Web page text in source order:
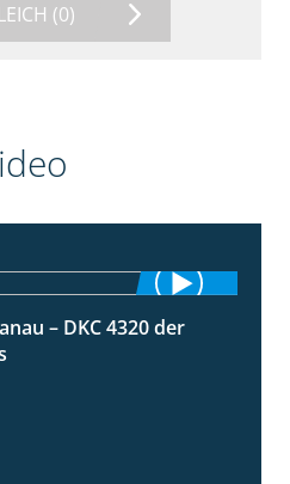
(0)
1:25
– DKC 4320 der